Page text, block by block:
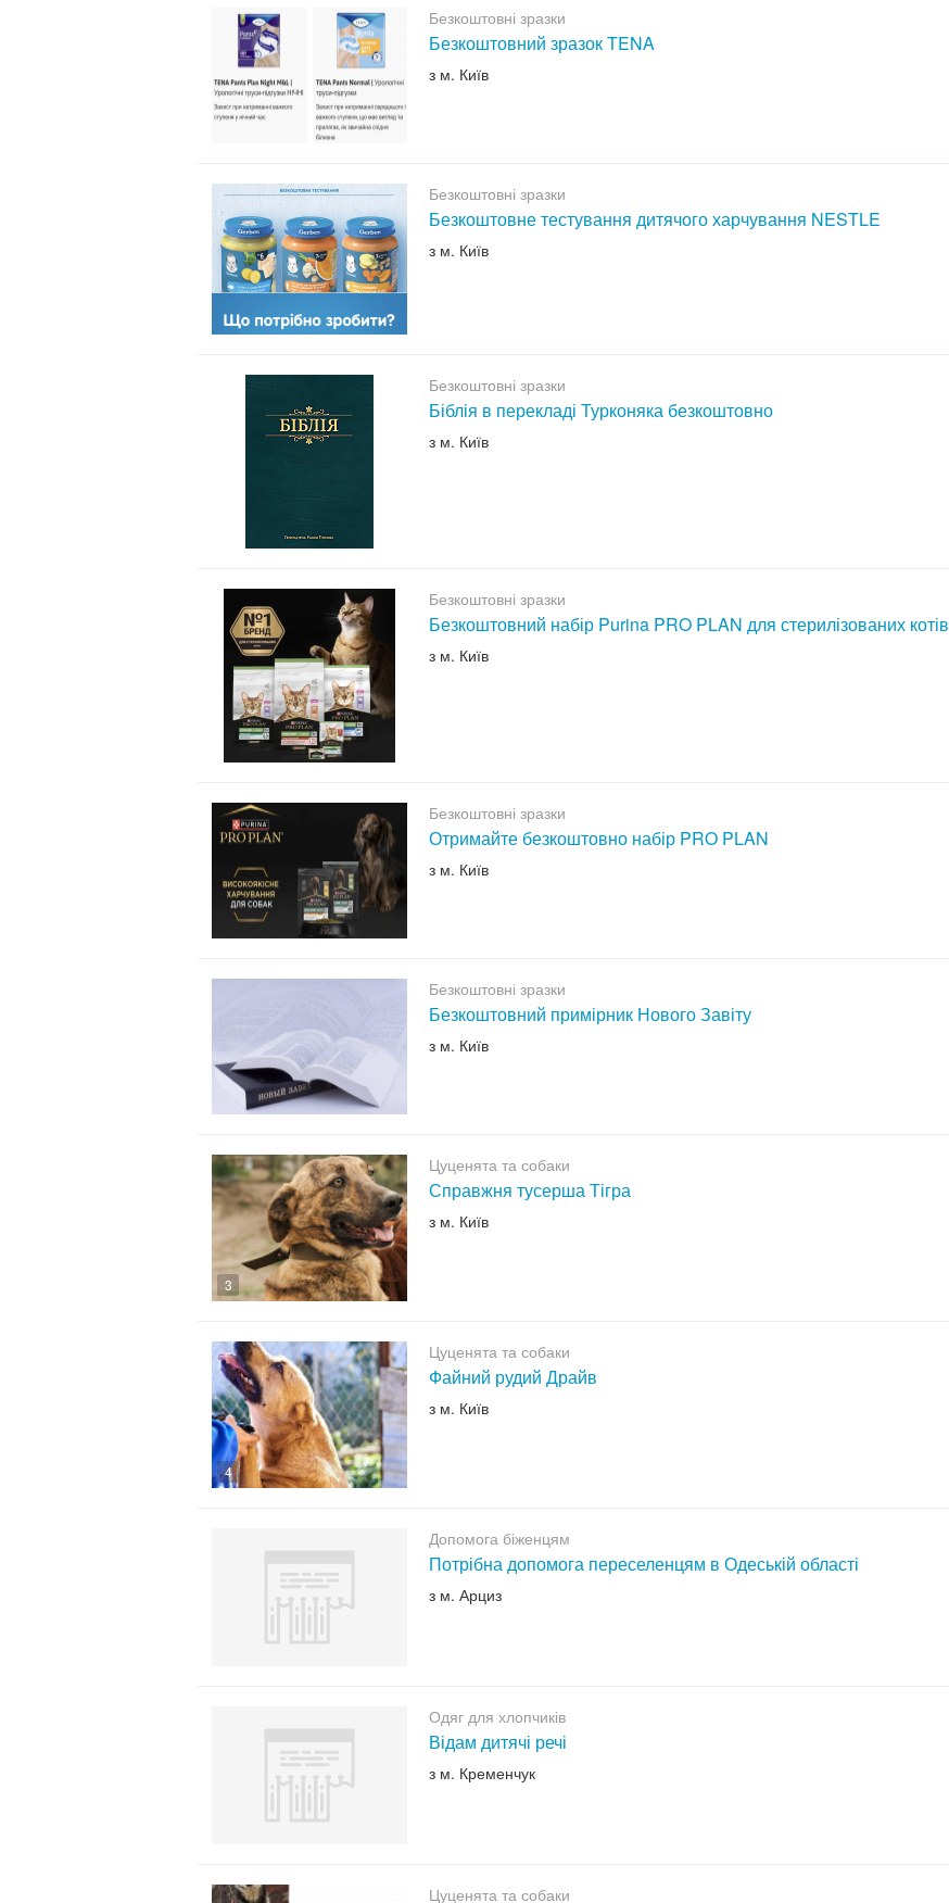
Безкоштовні зразки
Безкоштовний зразок TENA
з м. Київ
Безкоштовні зразки
Безкоштовне тестування дитячого харчування NESTLE
з м. Київ
Безкоштовні зразки
Біблія в перекладі Турконяка безкоштовно
з м. Київ
Безкоштовні зразки
Безкоштовний набір Purina PRO PLAN для стерилізованих котів
з м. Київ
Безкоштовні зразки
Отримайте безкоштовно набір PRO PLAN
з м. Київ
Безкоштовні зразки
Безкоштовний примірник Нового Завіту
з м. Київ
3
Цуценята та собаки
Справжня тусерша Тігра
з м. Київ
4
Цуценята та собаки
Файний рудий Драйв
з м. Київ
Допомога біженцям
Потрібна допомога переселенцям в Одеській області
з м. Арциз
Одяг для хлопчиків
Відам дитячі речі
з м. Кременчук
Цуценята та собаки